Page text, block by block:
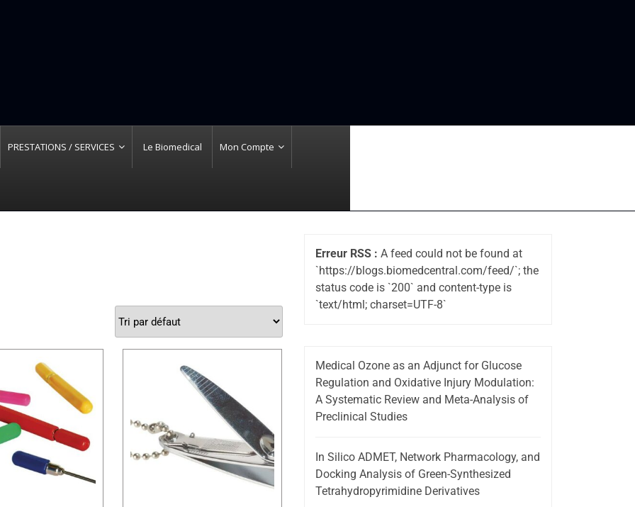
PRESTATIONS / SERVICES Le Biomedical Mon Compte
Erreur RSS : A feed could not be found at
`https://blogs.biomedcentral.com/feed/`; the
status code is `200` and content-type is
`text/html; charset=UTF-8`
Medical Ozone as an Adjunct for Glucose
Regulation and Oxidative Injury Modulation:
A Systematic Review and Meta-Analysis of
Preclinical Studies
In Silico ADMET, Network Pharmacology, and
Docking Analysis of Green-Synthesized
Tetrahydropyrimidine Derivatives